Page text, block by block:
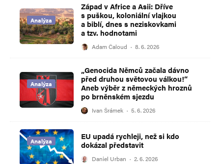
Analýza
Západ v Africe a Asii: Dříve
s puškou, koloniální vlajkou
a biblí, dnes s neziskovkami
a tzv. hodnotami
Adam Čaloud · 8. 6. 2026
Analýza
„Genocida Němců začala dávno
před druhou světovou válkou!“
Aneb výběr z německých hroznů
po brněnském sjezdu
Ivan Šrámek · 5. 6. 2026
Analýza
EU upadá rychleji, než si kdo
dokázal představit
Daniel Urban · 2. 6. 2026